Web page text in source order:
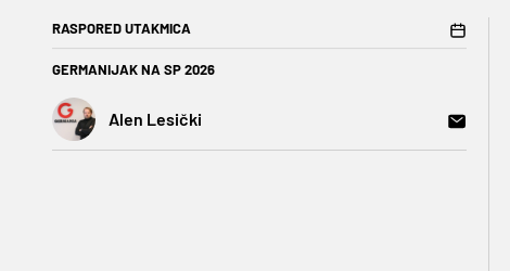
RASPORED UTAKMICA
GERMANIJAK NA SP 2026
Alen Lesički